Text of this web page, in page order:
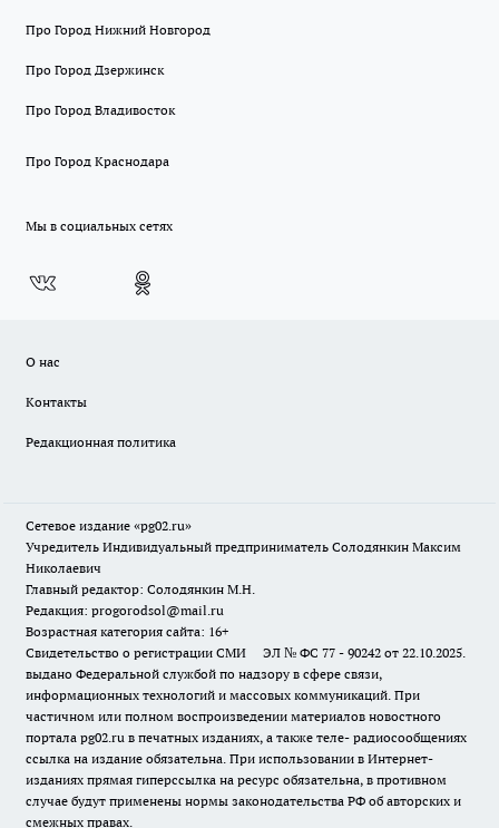
Про Город Нижний Новгород
Про Город Дзержинск
Про Город Владивосток
Про Город Краснодара
Мы в социальных сетях
О нас
Контакты
Редакционная политика
Сетевое издание «pg02.ru»
Учредитель Индивидуальный предприниматель Солодянкин Максим
Николаевич
Главный редактор: Солодянкин М.Н.
Редакция: progorodsol@mail.ru
Возрастная категория сайта: 16+
Свидетельство о регистрации СМИ ЭЛ № ФС 77 - 90242 от 22.10.2025.
выдано Федеральной службой по надзору в сфере связи,
информационных технологий и массовых коммуникаций. При
частичном или полном воспроизведении материалов новостного
портала pg02.ru в печатных изданиях, а также теле- радиосообщениях
ссылка на издание обязательна. При использовании в Интернет-
изданиях прямая гиперссылка на ресурс обязательна, в противном
случае будут применены нормы законодательства РФ об авторских и
смежных правах.